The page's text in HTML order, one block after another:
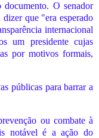
documento. O senador
que "era esperado
internacional
um presidente cujas
por motivos formais,
públicas para barrar a
ou combate à
notável é a ação do